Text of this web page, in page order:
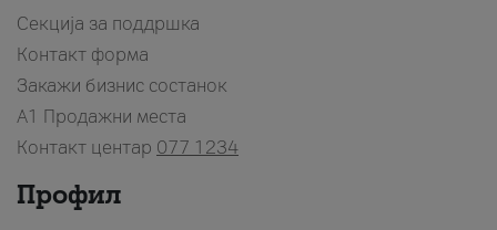
Секција за поддршка
Контакт форма
Закажи бизнис состанок
A1 Продажни места
Контакт центар 077 1234
Профил